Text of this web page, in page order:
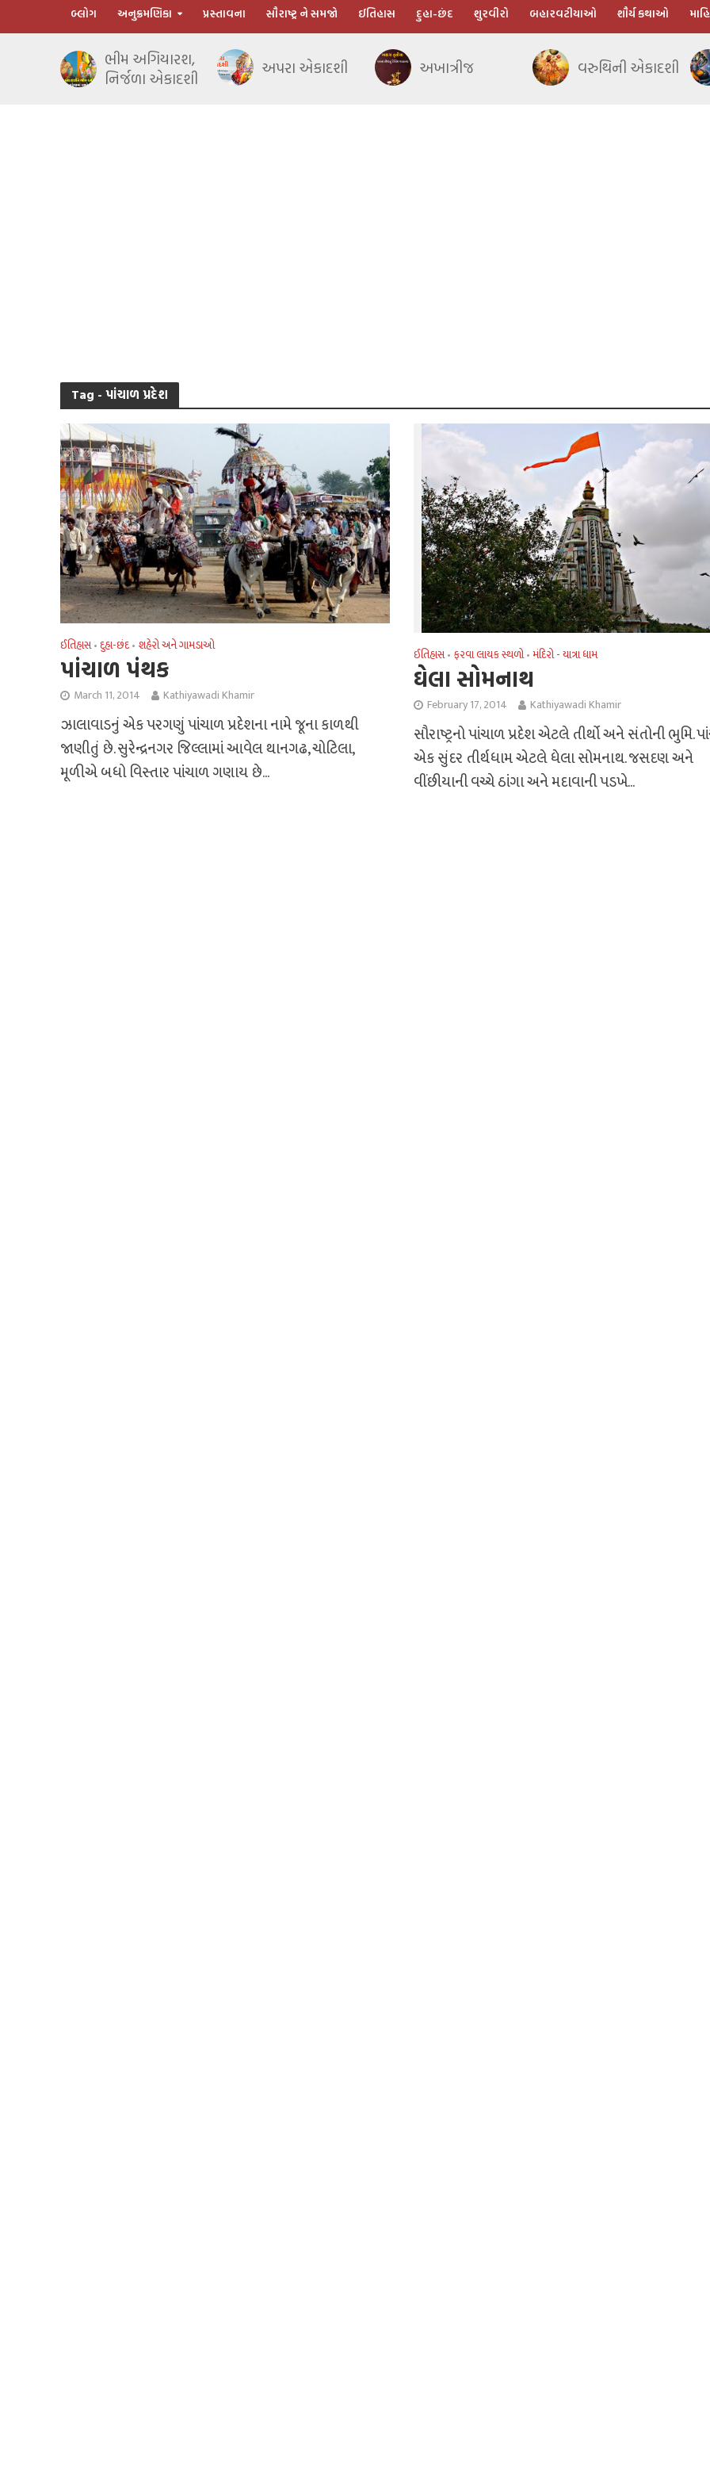
બ્લોગ અનુક્રમણિકા પ્રસ્તાવના સૌરાષ્ટ્ર ને સમજો ઈતિહાસ દુહા-છંદ શુરવીરો બહારવટીયાઓ શૌર્ય કથાઓ
ભીમ અગિયારશ,
નિર્જળા એકાદશી
અપરા એકાદશી અખાત્રીજ વરુથિની એકાદશી
Tag - પાંચાળ પ્રદેશ
ઈતિહાસ • દુહા-છંદ • શહેરો અને ગામડાઓ
પાંચાળ પંથક
March 11, 2014 Kathiyawadi Khamir
ઝાલાવાડનું એક પરગણું પાંચાળ પ્રદેશના નામે જૂના કાળથી
જાણીતું છે. સુરેન્દ્રનગર જિલ્લામાં આવેલ થાનગઢ, ચોટિલા,
મૂળીએ બધો વિસ્તાર પાંચાળ ગણાય છે...
ઈતિહાસ• ફરવા લાયક સ્થળો•મંદિરો - યાત્રા ધામ
ઘેલા સોમનાથ
February 17, 2014 Kathiyawadi Khamir
સૌરાષ્ટ્રનો પાંચાળ પ્રદેશ એટલે તીર્થો અને સંતોની ભુમિ.
એક સુંદર તીર્થધામ એટલે ધેલા સોમનાથ. જસદણ અને
વીંછીયાની વચ્ચે ઠાંગા અને મદાવાની પડખે...